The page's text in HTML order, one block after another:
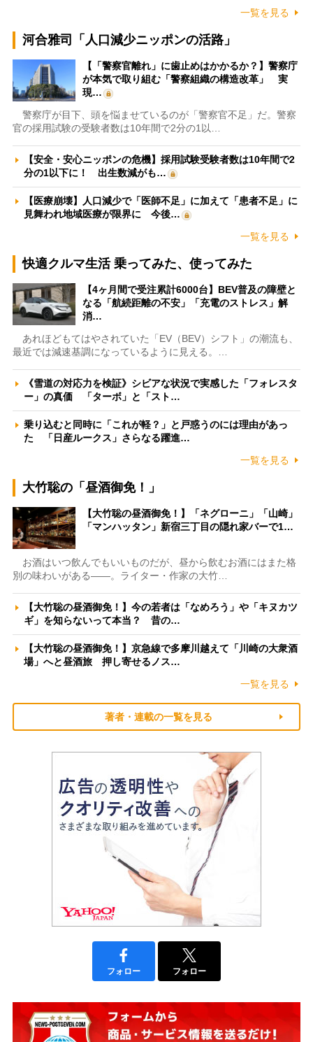
一覧を見る
河合雅司「人口減少ニッポンの活路」
【「警察官離れ」に歯止めはかかるか？】警察庁
が本気で取り組む「警察組織の構造改革」 実
現…
警察庁が目下、頭を悩ませているのが「警察官不足」だ。警察
官の採用試験の受験者数は10年間で2分の1以…
【安全・安心ニッポンの危機】採用試験受験者数は10年間で2
分の1以下に！ 出生数減がも…
【医療崩壊】人口減少で「医師不足」に加えて「患者不足」に
見舞われ地域医療が限界に 今後…
一覧を見る
快適クルマ生活 乗ってみた、使ってみた
【4ヶ月間で受注累計6000台】BEV普及の障壁と
なる「航続距離の不安」「充電のストレス」解
消…
あれほどもてはやされていた「EV（BEV）シフト」の潮流も、
最近では減速基調になっているように見える。…
《雪道の対応力を検証》シビアな状況で実感した「フォレスタ
ー」の真価 「ターボ」と「スト…
乗り込むと同時に「これが軽？」と戸惑うのには理由があっ
た 「日産ルークス」さらなる躍進…
一覧を見る
大竹聡の「昼酒御免！」
【大竹聡の昼酒御免！】「ネグローニ」「山崎」
「マンハッタン」新宿三丁目の隠れ家バーで1…
お酒はいつ飲んでもいいものだが、昼から飲むお酒にはまた格
別の味わいがある――。ライター・作家の大竹…
【大竹聡の昼酒御免！】今の若者は「なめろう」や「キヌカツ
ギ」を知らないって本当？ 昔の…
【大竹聡の昼酒御免！】京急線で多摩川越えて「川崎の大衆酒
場」へと昼酒旅 押し寄せるノス…
一覧を見る
著者・連載の一覧を見る
フォロー フォロー